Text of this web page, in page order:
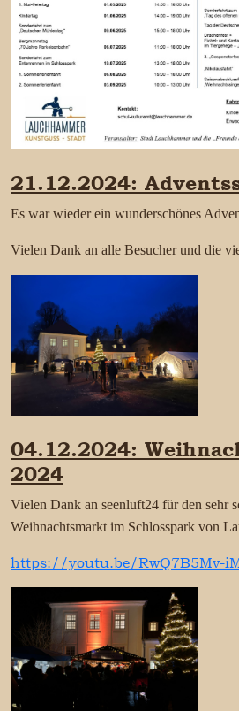
21.12.2024:
Es war wieder ein wunderschönes
Vielen Dank an alle Besucher und die
04.12.2024:
2024
Vielen Dank an seenluft24 für den sehr
Weihnachtsmarkt im Schlosspark von
https://youtu.be/RwQ7B5Mv-